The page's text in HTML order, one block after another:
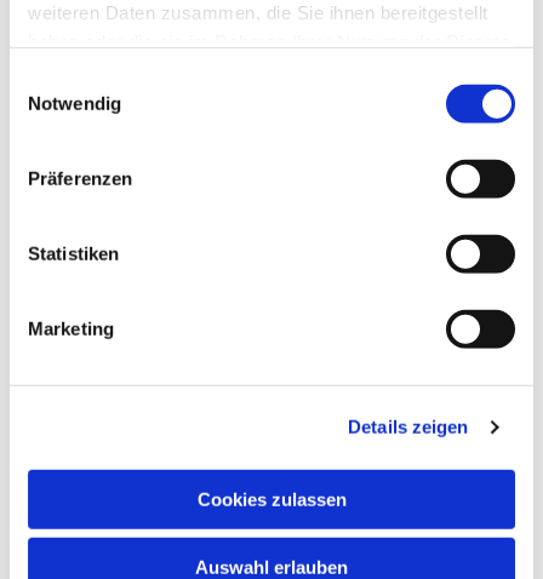
weiteren Daten zusammen, die Sie ihnen bereitgestellt
Notwendig
Präferenzen
Statistiken
Marketing
Details zeigen
Cookies zulassen
Auswahl erlauben